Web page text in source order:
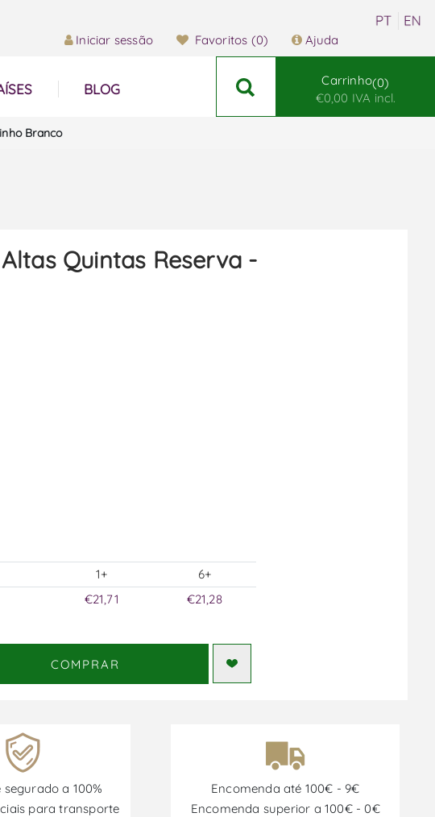
Iniciar sessão Favoritos (0) Ajuda
BLOG
Carrinho 0
€0,00 IVA incl.
Branco
Altas Quintas Reserva -
1+
6+
€21,71 €21,28
COMPRAR
a 100%
para transporte
Encomenda até 100€ - 9€
Encomenda superior a 100€ - 0€